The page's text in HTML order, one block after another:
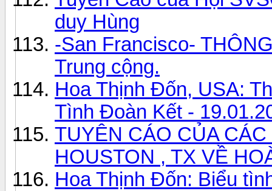
duy Hùng
-San Francisco-
Trung cộng.
Hoa Thịnh Đốn, USA:
Tình Đoàn Kết -
TUYÊN CÁO CỦA
HOUSTON , TX VỀ
Hoa Thịnh Đốn: Biểu